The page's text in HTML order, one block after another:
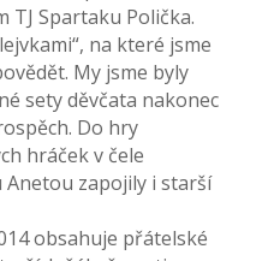
Spartaku Polička.
na které jsme
My jsme byly
sety děvčata nakonec
Do hry
hráček v čele
zapojily i starší
obsahuje přátelské